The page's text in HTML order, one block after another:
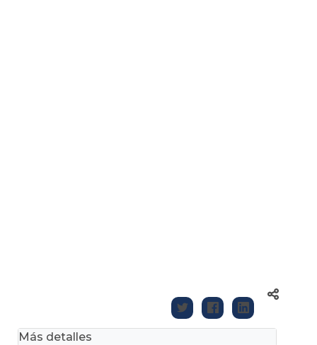
Más detalles